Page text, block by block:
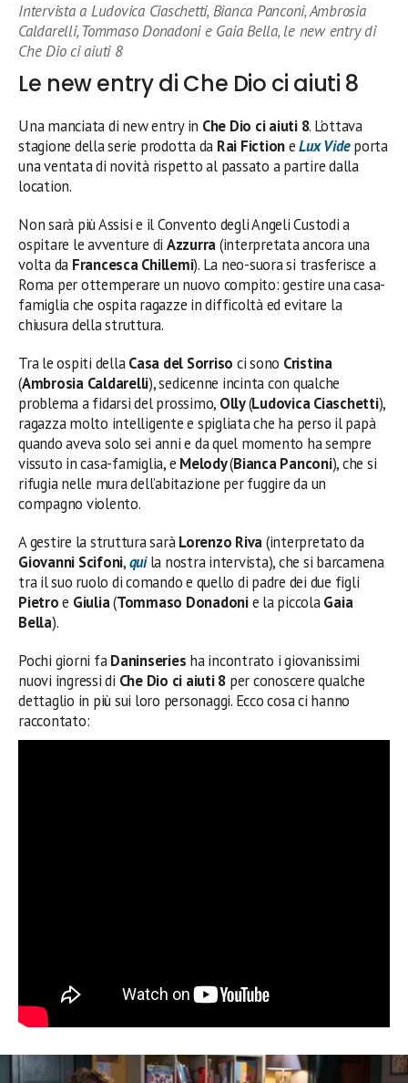
Intervista a Ludovica Ciaschetti, Bianca Panconi, Ambrosia
Caldarelli, Tommaso Donadoni e Gaia Bella, le new entry di
Che Dio ci aiuti 8
Le new entry di Che Dio ci aiuti 8
Una manciata di new entry in Che Dio ci aiuti 8. L’ottava
stagione della serie prodotta da Rai FictioneLux Videporta
una ventata di novità rispetto al passato a partire dalla
location.
Non sarà più Assisi e il Convento degli Angeli Custodi a
ospitare le avventure di Azzurra(interpretata ancora una
volta da Francesca Chillemi). La neo-suora si trasferisce a
Roma per ottemperare un nuovo compito: gestire una casa-
famiglia che ospita ragazze in difficoltà ed evitare la
chiusura della struttura.
Tra le ospiti dellaCasa del Sorriso ci sono Cristina
(Ambrosia Caldarelli), sedicenne incinta con qualche
problema a fidarsi del prossimo, Olly(Ludovica Ciaschetti),
ragazza molto intelligente e spigliata che ha perso il papà
quando aveva solo sei anni e da quel momento ha sempre
vissuto in casa-famiglia, e Melody(Bianca Panconi), che si
rifugia nelle mura dell’abitazione per fuggire da un
compagno violento.
A gestire la struttura saràLorenzo Riva(interpretato da
Giovanni Scifoni,quila nostra intervista), che si barcamena
tra il suo ruolo di comando e quello di padre dei due figli
Pietroe Giulia(Tommaso Donadonie la piccolaGaia
Bella).
Pochi giorni faDaninseries ha incontrato i giovanissimi
nuovi ingressi di Che Dio ci aiuti 8 per conoscere qualche
dettaglio in più sui loro personaggi. Ecco cosa ci hanno
raccontato: